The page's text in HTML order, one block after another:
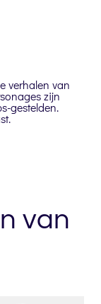
verhalen van
zijn
gestelden.
van